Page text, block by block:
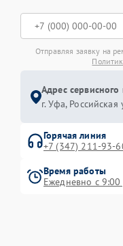
Отправляя заявку на
Адрес
г. Уфа, Российская
Горячая линия
+7 (347) 211-93-
Время работы
Ежедневно с